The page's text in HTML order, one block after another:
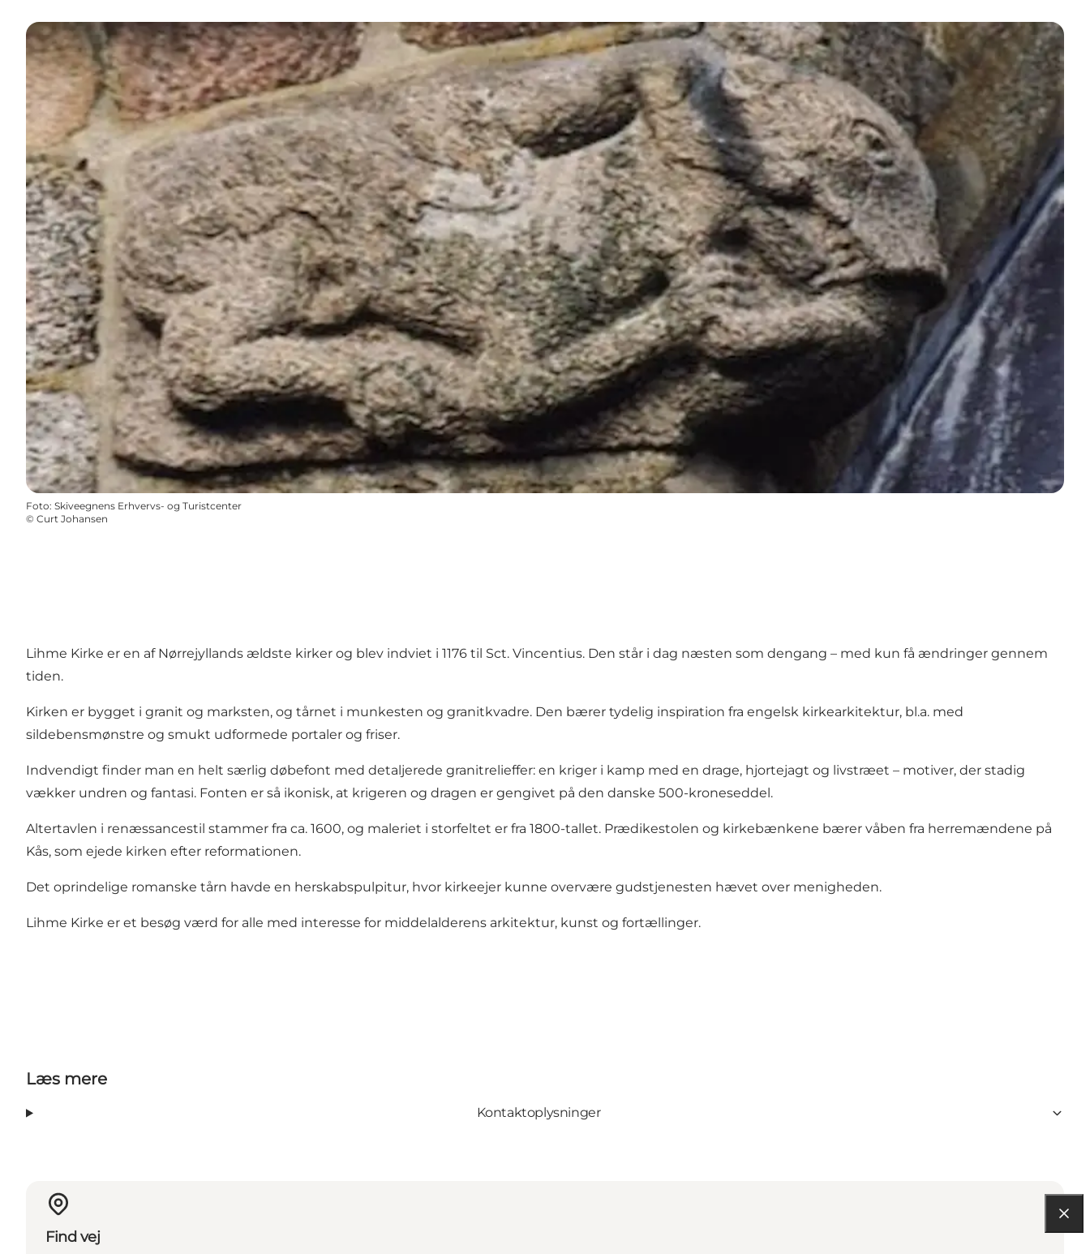
Foto: Skiveegnens Erhvervs- og Turistcenter
© Curt Johansen
Lihme Kirke er en af Nørrejyllands ældste kirker og blev indviet i 1176 til Sct. Vincentius. Den står i dag næsten som dengang – med kun få ændringer gennem
tiden.
Kirken er bygget i granit og marksten, og tårnet i munkesten og granitkvadre. Den bærer tydelig inspiration fra engelsk kirkearkitektur, bl.a. med
sildebensmønstre og smukt udformede portaler og friser.
Indvendigt finder man en helt særlig døbefont med detaljerede granitrelieffer: en kriger i kamp med en drage, hjortejagt og livstræet – motiver, der stadig
vækker undren og fantasi. Fonten er så ikonisk, at krigeren og dragen er gengivet på den danske 500-kroneseddel.
Altertavlen i renæssancestil stammer fra ca. 1600, og maleriet i storfeltet er fra 1800-tallet. Prædikestolen og kirkebænkene bærer våben fra herremændene på
Kås, som ejede kirken efter reformationen.
Det oprindelige romanske tårn havde en herskabspulpitur, hvor kirkeejer kunne overvære gudstjenesten hævet over menigheden.
Lihme Kirke er et besøg værd for alle med interesse for middelalderens arkitektur, kunst og fortællinger.
Læs mere
Kontaktoplysninger
Find vej